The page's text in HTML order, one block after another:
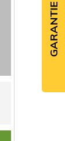
GARANTIE